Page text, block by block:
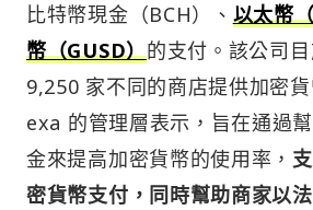
比特幣現金（BCH）、 以太幣
幣（GUSD）的支付。該公司
9,250 家不同的商店提供加密
exa 的管理層表示，旨在通過
金來提高加密貨幣的使用率，
密貨幣支付，同時幫助商家以